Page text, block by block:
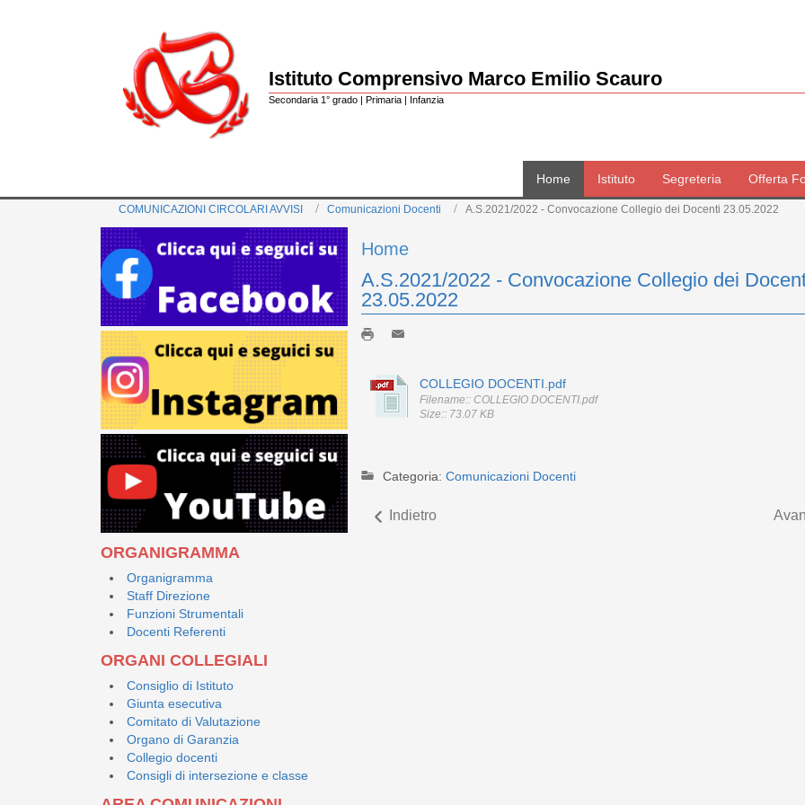
Istituto Comprensivo Marco Emilio Scauro
Secondaria 1° grado | Primaria | Infanzia
Home Istituto Segreteria Offerta
COMUNICAZIONI CIRCOLARI AVVISI Comunicazioni Docenti A.S.2021/2022 - Convocazione Collegio dei Docenti 23.05.2022
ORGANIGRAMMA
Organigramma
Staff Direzione
Funzioni Strumentali
Docenti Referenti
ORGANI COLLEGIALI
Consiglio di Istituto
Giunta esecutiva
Comitato di Valutazione
Organo di Garanzia
Collegio docenti
Consigli di intersezione e classe
Home
A.S.2021/2022 - Convocazione Collegio dei
23.05.2022
COLLEGIO DOCENTI.pdf
Filename:: COLLEGIO DOCENTI.pdf
Size:: 73.07 KB
Categoria: Comunicazioni Docenti
Indietro